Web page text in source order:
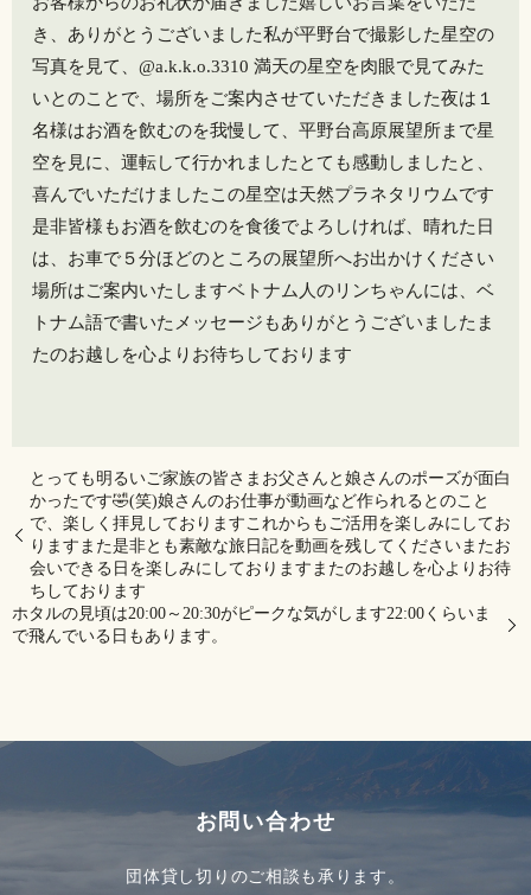
き、ありがとうございました私が平野台で撮影した星空の
写真を見て、@a.k.k.o.3310 満天の星空を肉眼で見てみた
いとのことで、場所をご案内させていただきました️夜は１
名様はお酒を飲むのを我慢して、平野台高原展望所まで星
空を見に、運転して行かれましたとても感動しましたと、
喜んでいただけましたこの星空は天然プラネタリウムです
是非皆様もお酒を飲むのを食後でよろしければ、晴れた日
は、お車で５分ほどのところの展望所へお出かけください
場所はご案内いたしますベトナム人のリンちゃんには、ベ
トナム語で書いたメッセージもありがとうございましたま
たのお越しを心よりお待ちしております
とっても明るいご家族の皆さまお父さんと娘さんのポーズが面白
かったです🤣(笑)娘さんのお仕事が動画など作られるとのこと
で、楽しく拝見しております️これからもご活用を楽しみにしてお
ります️また是非とも素敵な旅日記を動画を残してくださいまたお
会いできる日を楽しみにしておりますまたのお越しを心よりお待
ちしております
ホタルの見頃は20:00～20:30がピークな気がします22:00くらいま
で飛んでいる日もあります。
お問い合わせ
団体貸し切りのご相談も承ります。